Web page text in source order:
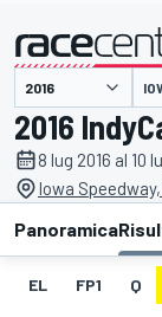
presentato da
2016
8 lug 2016 al 10
Iowa Speedway,
Panoramica
EL FP1 Q